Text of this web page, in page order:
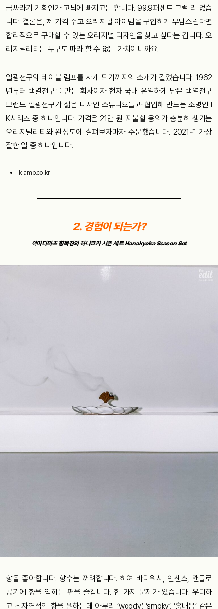
금싸라기 기회인가 고뇌에 빠지고는 합니다. 99.9퍼센트 그럴 리 없습
니다. 결론은, 제 가격 주고 오리지널 아이템을 구입하기 부담스럽다면
합리적으로 구매할 수 있는 오리지널 디자인을 찾고 싶다는 겁니다. 오
리지널리티는 누구도 따라 할 수 없는 가치이니까요.
일광전구의 테이블 램프를 사게 되기까지의 소개가 길었습니다. 1962
년부터 백열전구를 만든 회사이자 현재 국내 유일하게 남은 백열전구
브랜드 일광전구가 젊은 디자인 스튜디오들과 협업해 만드는 조명인 I
K시리즈 중 하나입니다. 가격은 21만 원. 지불할 용의가 충분히 생기는
오리지널리티와 완성도에 살펴보자마자 주문했습니다. 2021년 가장
잘한 일 중 하나입니다.
iklamp.co.kr
2. 경험이 되는가?
야마다마츠 향목점의 하나쿄카 시즌 세트 Hanakyoka Season Set
향을 좋아합니다. 향수는 꺼려합니다. 하여 바디워시, 인센스, 캔들로
공기에 향을 입히는 편을 즐깁니다. 한 가지 문제가 있습니다. 우디하
고 초자연적인 향을 원하는데 아무리 ‘woody’, ‘smoky’, ‘흙내음’ 같은